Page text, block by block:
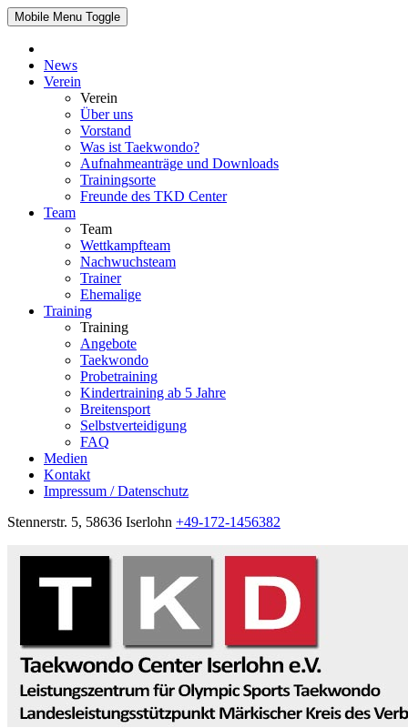
Mobile Menu Toggle
News
Verein
Verein
Über uns
Vorstand
Was ist Taekwondo?
Aufnahmeanträge und Downloads
Trainingsorte
Freunde des TKD Center
Team
Team
Wettkampfteam
Nachwuchsteam
Trainer
Ehemalige
Training
Training
Angebote
Taekwondo
Probetraining
Kindertraining ab 5 Jahre
Breitensport
Selbstverteidigung
FAQ
Medien
Kontakt
Impressum / Datenschutz
Stennerstr. 5, 58636 Iserlohn +49-172-1456382